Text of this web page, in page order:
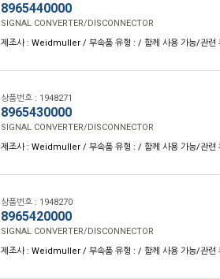
8965440000
SIGNAL CONVERTER/DISCONNECTOR
제조사 : Weidmuller / 부속품 유형 : / 함께 사용 가능/관련
상품번호 : 1948271
8965430000
SIGNAL CONVERTER/DISCONNECTOR
제조사 : Weidmuller / 부속품 유형 : / 함께 사용 가능/관련
상품번호 : 1948270
8965420000
SIGNAL CONVERTER/DISCONNECTOR
제조사 : Weidmuller / 부속품 유형 : / 함께 사용 가능/관련